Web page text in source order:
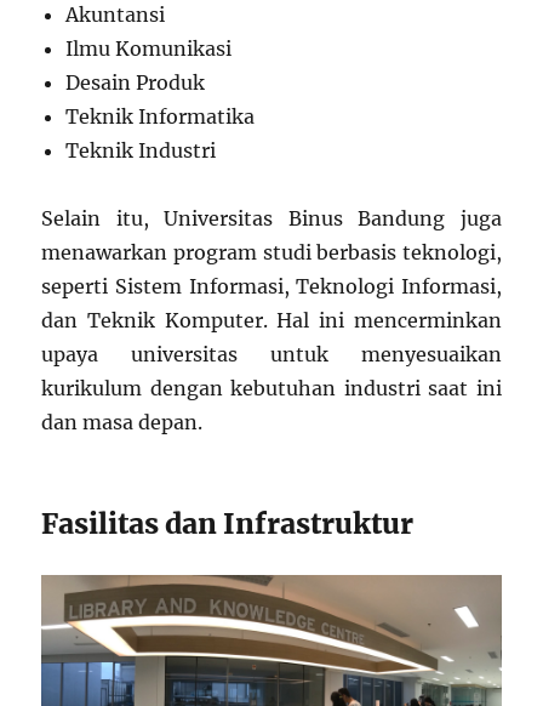
Akuntansi
Ilmu Komunikasi
Desain Produk
Teknik Informatika
Teknik Industri
Selain itu, Universitas Binus Bandung juga
menawarkan program studi berbasis teknologi,
seperti Sistem Informasi, Teknologi Informasi,
dan Teknik Komputer. Hal ini mencerminkan
upaya universitas untuk menyesuaikan
kurikulum dengan kebutuhan industri saat ini
dan masa depan.
Fasilitas dan Infrastruktur